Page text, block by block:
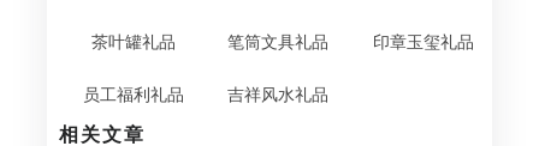
茶叶罐礼品 笔筒文具礼品 印章玉玺礼品
员工福利礼品 吉祥风水礼品
相关文章